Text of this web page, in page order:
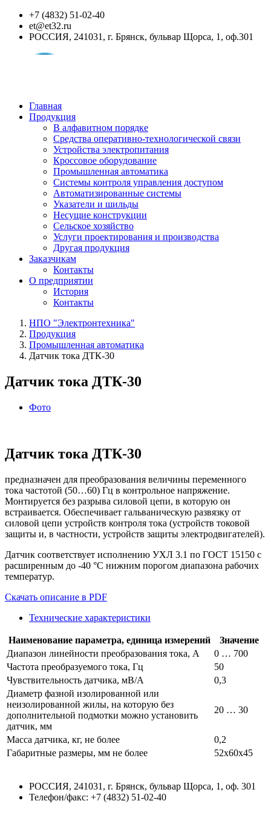
+7 (4832) 51-02-40
et@et32.ru
РОССИЯ, 241031, г. Брянск, бульвар Щорса, 1, оф.301
Главная
Продукция
В алфавитном порядке
Средства оперативно-технологической связи
Устройства электропитания
Кроссовое оборудование
Промышленная автоматика
Системы контроля управления доступом
Автоматизированные системы
Указатели и шильды
Несущие конструкции
Сельское хозяйство
Услуги проектирования и производства
Другая продукция
Заказчикам
Контакты
О предприятии
История
Контакты
НПО "Электронтехника"
Продукция
Промышленная автоматика
Датчик тока ДТК‑30
Датчик тока ДТК‑30
Фото
Датчик тока ДТК‑30
предназначен для преобразования величины переменного
тока частотой (50…60) Гц в контрольное напряжение.
Монтируется без разрыва силовой цепи, в которую он
встраивается. Обеспечивает гальваническую развязку от
силовой цепи устройств контроля тока (устройств токовой
защиты и, в частности, устройств защиты электродвигателей).
Датчик соответствует исполнению УХЛ 3.1 по ГОСТ 15150 с
расширенным до -40 °С нижним порогом диапазона рабочих
температур.
Скачать описание в PDF
Технические характеристики
Наименование параметра, единица измерений
Значение
Диапазон линейности преобразования тока, А
0 … 700
Частота преобразуемого тока, Гц
50
Чувствительность датчика, мВ/А
0,3
Диаметр фазной изолированной или
неизолированной жилы, на которую без
дополнительной подмотки можно установить
датчик, мм
20 … 30
Масса датчика, кг, не более
0,2
Габаритные размеры, мм не более
52х60х45
РОССИЯ, 241031, г. Брянск, бульвар Щорса, 1, оф. 301
Телефон/факс: +7 (4832) 51-02-40